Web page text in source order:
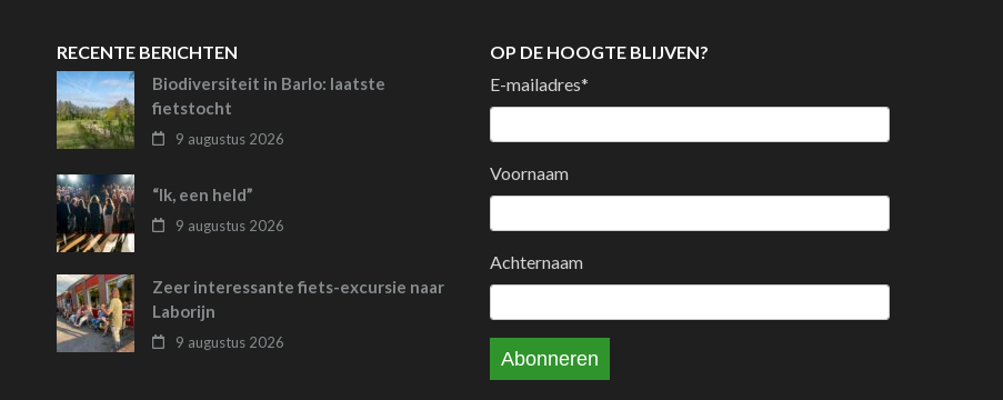
RECENTE BERICHTEN
Biodiversiteit in Barlo: laatste
fietstocht
9 augustus 2026
“Ik, een held”
9 augustus 2026
Zeer interessante fiets-excursie naar
Laborijn
9 augustus 2026
OP DE HOOGTE BLIJVEN?
E-mailadres*
Voornaam
Achternaam
Abonneren